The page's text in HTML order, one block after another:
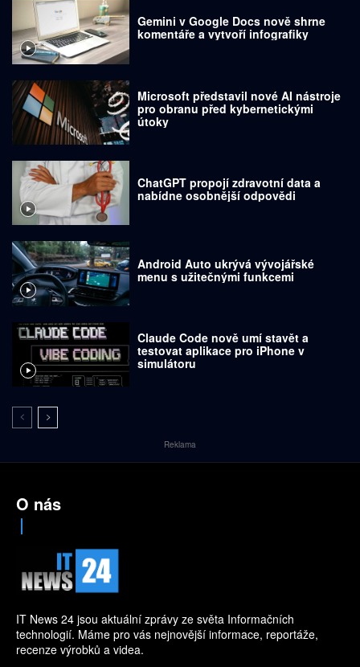
Gemini v Google Docs nově shrne
komentáře a vytvoří infografiky
Microsoft představil nové AI nástroje
pro obranu před kybernetickými
útoky
ChatGPT propojí zdravotní data a
nabídne osobnější odpovědi
Android Auto ukrývá vývojářské
menu s užitečnými funkcemi
Claude Code nově umí stavět a
testovat aplikace pro iPhone v
simulátoru
Reklama
O nás
IT News 24 jsou aktuální zprávy ze světa Informačních
technologií. Máme pro vás nejnovější informace, reportáže,
recenze výrobků a videa.